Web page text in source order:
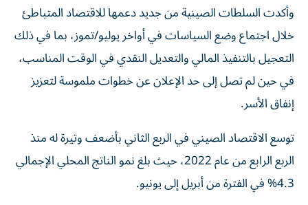
وأكدت السلطات الصينية من جديد دعمها للاقتصاد المتباطئ
خلال اجتماع وضع السياسات في أواخر يوليو/تموز، بما في ذلك
التعجيل بالتنفيذ المالي والتعديل النقدي في الوقت المناسب،
في حين لم تصل إلى حد الإعلان عن خطوات ملموسة لتعزيز
إنفاق الأسر.
توسع الاقتصاد الصيني في الربع الثاني بأضعف وتيرة له منذ
الربع الرابع من عام 2022، حيث بلغ نمو الناتج المحلي الإجمالي
4.3% في الفترة من أبريل إلى يونيو.